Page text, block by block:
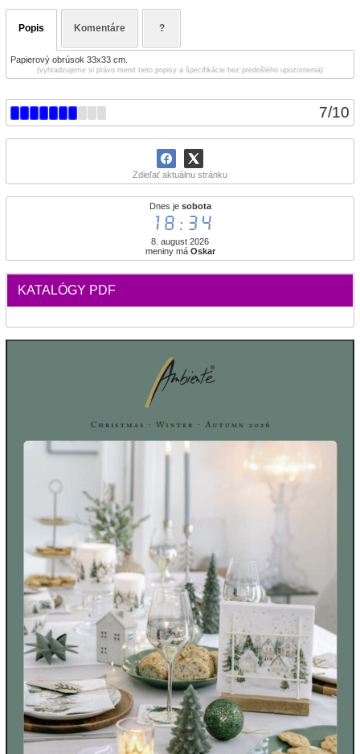
7/10
Zdieľať aktuálnu stránku
Dnes je sobota
18:34
8. august 2026
meniny má Oskar
KATALÓGY PDF
Popis Komentáre ?
Papierový obrúsok 33x33 cm.
(vyhradzujeme si právo meniť tieto popisy a špecifikácie bez predošlého upozornenia)